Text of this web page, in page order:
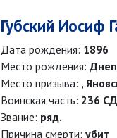
Губский Иосиф
Дата рождения: 1896
Место рождения:
Место призыва: ,
Воинская часть: 236 СД
Звание: ряд.
Причина смерти: убит